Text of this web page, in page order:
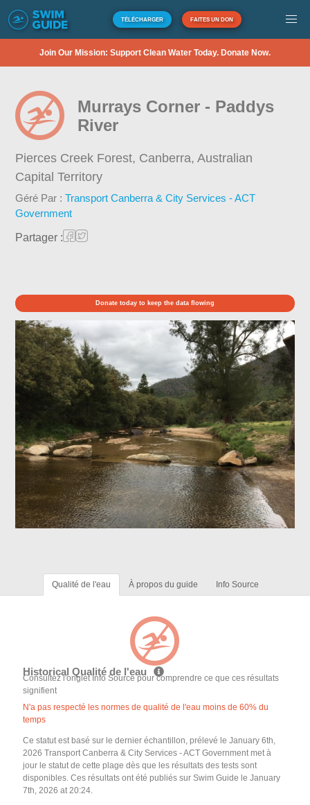
TÉLÉCHARGER FAITES UN DON
Join Our Mission: Support Clean Water Today. Donate Now.
Murrays Corner - Paddys
River
Pierces Creek Forest, Canberra,Australian
Capital Territory
Géré Par :Transport Canberra & City Services - ACT
Government
Partager :
Donate today to keep the data flowing
Qualité de l'eau À propos du guide Info Source
Historical Qualité de l'eau
Consultez l'onglet Info Source pour comprendre ce que ces résultats
signifient
N'a pas respecté les normes de qualité de l'eau moins de 60% du
temps
Ce statut est basé sur le dernier échantillon, prélevé le January 6th,
2026 Transport Canberra & City Services - ACT Government met à
jour le statut de cette plage dès que les résultats des tests sont
disponibles. Ces résultats ont été publiés sur Swim Guide le January
7th, 2026 at 20:24.